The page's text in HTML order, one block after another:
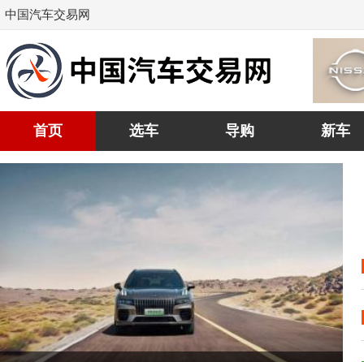
中国汽车交易网
首页 选车 导购 新车